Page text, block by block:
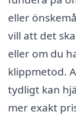
eller
vill att det
eller om du
klippmetod.
tydligt kan
mer exakt